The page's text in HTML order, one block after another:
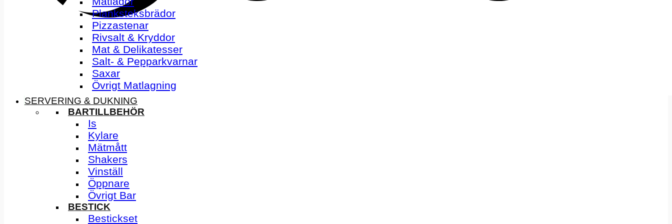
Planksteksbrädor
Pizzastenar
Rivsalt & Kryddor
Mat & Delikatesser
Salt- & Pepparkvarnar
Saxar
Övrigt Matlagning
SERVERING & DUKNING
BARTILLBEHÖR
Is
Kylare
Mätmått
Shakers
Vinställ
Öppnare
Övrigt Bar
BESTICK
Bestickset